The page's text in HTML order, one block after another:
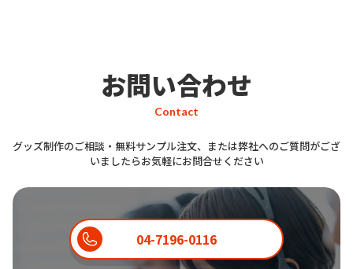
お問い合わせ
Contact
グッズ制作のご相談・無料サンプル注文、または弊社へのご質問がござ
いましたらお気軽にお問合せください
04-7196-0116